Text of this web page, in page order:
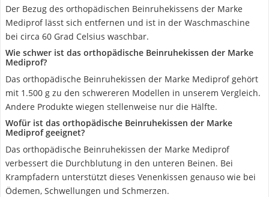
Der Bezug des orthopädischen Beinruhekissens der Marke
Mediprof lässt sich entfernen und ist in der Waschmaschine
bei circa 60 Grad Celsius waschbar.
Wie schwer ist das orthopädische Beinruhekissen der Marke
Mediprof?
Das orthopädische Beinruhekissen der Marke Mediprof gehört
mit 1.500 g zu den schwereren Modellen in unserem Vergleich.
Andere Produkte wiegen stellenweise nur die Hälfte.
Wofür ist das orthopädische Beinruhekissen der Marke
Mediprof geeignet?
Das orthopädische Beinruhekissen der Marke Mediprof
verbessert die Durchblutung in den unteren Beinen. Bei
Krampfadern unterstützt dieses Venenkissen genauso wie bei
Ödemen, Schwellungen und Schmerzen.